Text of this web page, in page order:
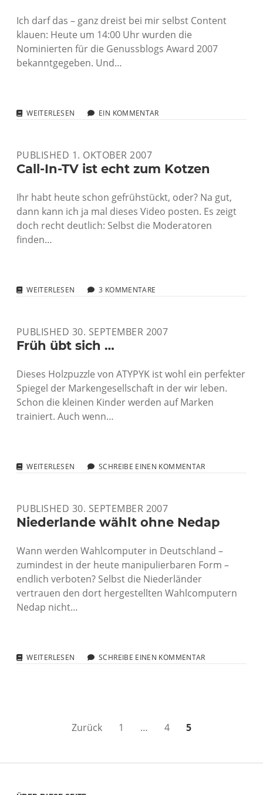
Ich darf das – ganz dreist bei mir selbst Content
klauen: Heute um 14:00 Uhr wurden die
Nominierten für die Genussblogs Award 2007
bekanntgegeben. Und…
WEITERLESEN
FÜR
DEN
GASTROBLOGS
2007
EIN KOMMENTAR
PUBLISHED 1. OKTOBER 2007
Call-In-TV ist echt zum Kotzen
Ihr habt heute schon gefrühstückt, oder? Na gut,
dann kann ich ja mal dieses Video posten. Es zeigt
doch recht deutlich: Selbst die Moderatoren
finden…
WEITERLESEN CALL-
ECHT
ZUM
KOTZEN
3 KOMMENTARE
PUBLISHED 30. SEPTEMBER 2007
Früh übt sich …
Dieses Holzpuzzle von ATYPYK ist wohl ein perfekter
Spiegel der Markengesellschaft in der wir leben.
Schon die kleinen Kinder werden auf Marken
trainiert. Auch wenn…
WEITERLESEN FRÜH SCHREIBE EINEN KOMMENTAR
PUBLISHED 30. SEPTEMBER 2007
Niederlande wählt ohne Nedap
Wann werden Wahlcomputer in Deutschland –
zumindest in der heute manipulierbaren Form –
endlich verboten? Selbst die Niederländer
vertrauen den dort hergestellten Wahlcomputern
Nedap nicht…
WEITERLESEN NIEDERLANDE
SCHREIBE EINEN KOMMENTAR
Seitennummerierung
Zurück 1 … 4 5